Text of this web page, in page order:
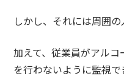
しかし、それには周囲の
加えて、従業員がアル
を行わないように監視で